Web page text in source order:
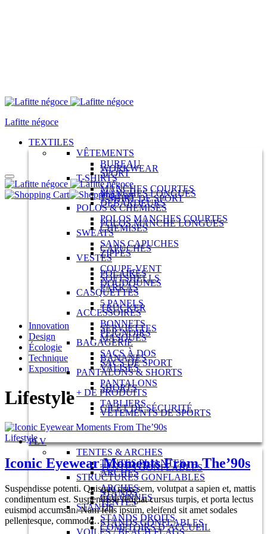
Menu
Lafitte négoce
TEXTILES
VÊTEMENTS
BUREAU
WORKWEAR
SPORT
T-SHIRTS
MANCHES COURTES
MANCHES LONGUES
T-SHIRT DE SPORT
DÉBARDEURS
POLOS & CHEMISES
POLOS MANCHES COURTES
POLOS MANCHE LONGUES
CHEMISES
SWEATS
SANS CAPUCHES
CAPUCHES
ZIPPÉS
VESTES
COUPE-VENT
POLAIRES
SOFTSHELLS
DOUDOUNES
PARKAS
CASQUETTES
5 PANELS
TRUCKER
ACCESSOIRES
BONNETS
SERVIETTES
PEIGNOIRS
MASQUES
BAGAGERIE
SACS À DOS
BANANES
SACS DE SPORT
VALISES
PANTALONS & SHORTS
PANTALONS
SHORTS
+ DE PRODUITS
TABLIERS
GILET DE SÉCURITÉ
VÊTEMENTS DE SPORTS
PLV
TENTES & ARCHES
TENTES PLIANTES
TENTES GONFLABLES
ARCHES
STRUCTURES GONFLABLES
ARCHES
STANDS
COLONNES
TENTES
STANDS
STANDS DROITS
STANDS GONFLABLES
COMPTOIRS D’ACCUEIL
VOILES / BEACH FLAGS
Panier
Innovation
Design
Écologie
Technique
Exposition
Lifestyle
Lifestyle
Iconic Eyewear Moments From The’90s
Suspendisse potenti. Quisque risus sem, volutpat a sapien et, mattis
condimentum est. Suspendisse feugiat cursus turpis, et porta lectus
euismod accumsan. Nam felis ipsum, eleifend sit amet sodales
pellentesque, commodo…